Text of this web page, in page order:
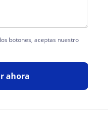
botones, aceptas nuestro
ahora